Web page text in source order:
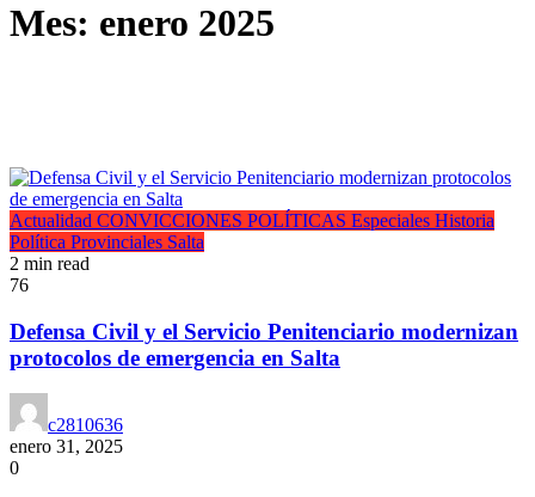
Mes: enero 2025
Actualidad CONVICCIONES POLÍTICAS Especiales Historia
Política Provinciales Salta
2 min read
76
Defensa Civil y el Servicio Penitenciario modernizan
protocolos de emergencia en Salta
c2810636
enero 31, 2025
0